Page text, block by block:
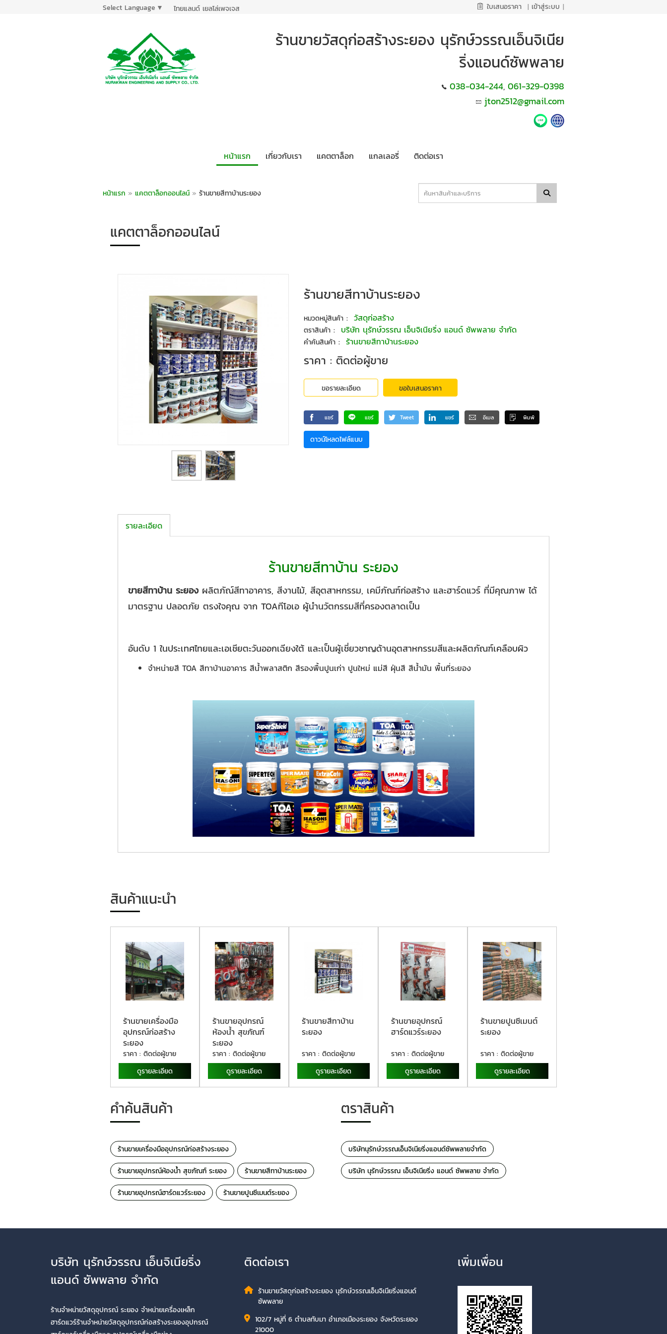
Select Language ▼ ไทยแลนด์ เยลโล่เพจเจส ใบเสนอราคา | เข้าสู่ระบบ |
ร้านขายวัสดุก่อสร้างระยอง นุรักษ์วรรณเอ็นจิเนีย
ริ่งแอนด์ซัพพลาย
038-034-244, 061-329-0398
jton2512@gmail.com
หน้าแรก เกี่ยวกับเรา แคตตาล็อก แกลเลอรี่ ติดต่อเรา
หน้าแรก » แคตตาล็อกออนไลน์ » ร้านขายสีทาบ้านระยอง
แคตตาล็อกออนไลน์
ร้านขายสีทาบ้านระยอง
หมวดหมู่สินค้า : วัสดุก่อสร้าง
ตราสินค้า : บริษัท นุรักษ์วรรณ เอ็นจิเนียริ่ง แอนด์ ซัพพลาย จำกัด
คำค้นสินค้า : ร้านขายสีทาบ้านระยอง
ราคา : ติดต่อผู้ขาย
ขอรายละเอียด ขอใบเสนอราคา
แชร์ แชร์ Tweet แชร์ อีเมล พิมพ์
ดาวน์โหลดไฟล์แนบ
รายละเอียด
ร้านขายสีทาบ้าน ระยอง
ขายสีทาบ้าน ระยอง ผลิตภัณ์สีทาอาคาร, สีงานไม้, สีอุตสาหกรรม, เคมีภัณฑ์ก่อสร้าง และฮาร์ดแวร์ ที่มีคุณภาพ ได้
มาตรฐาน ปลอดภัย ตรงใจคุณ จาก TOAทีโอเอ ผู้นำนวัตกรรมสีที่ครองตลาดเป็น
อันดับ 1 ในประเทศไทยและเอเชียตะวันออกเฉียงใต้ และเป็นผู้เชี่ยวชาญด้านอุตสาหกรรมสีและผลิตภัณฑ์เคลือบผิว
จำหน่ายสี TOA สีทาบ้านอาคาร สีน้ำพลาสติก สีรองพื้นปูนเก่า ปูนใหม่ แม่สี ฝุ่นสี สีน้ำมัน พื้นที่ระยอง
สินค้าแนะนำ
ร้านขายเครื่องมือ
อุปกรณ์ก่อสร้าง
ระยอง
ราคา : ติดต่อผู้ขาย
ดูรายละเอียด
ร้านขายอุปกรณ์
ห้องน้ำ สุขภัณฑ์
ระยอง
ราคา : ติดต่อผู้ขาย
ดูรายละเอียด
ร้านขายสีทาบ้าน
ระยอง
ราคา : ติดต่อผู้ขาย
ดูรายละเอียด
ร้านขายอุปกรณ์
ฮาร์ดแวร์ระยอง
ราคา : ติดต่อผู้ขาย
ดูรายละเอียด
ร้านขายปูนซีเมนต์
ระยอง
ราคา : ติดต่อผู้ขาย
ดูรายละเอียด
คำค้นสินค้า
ร้านขายเครื่องมืออุปกรณ์ก่อสร้างระยอง
ร้านขายอุปกรณ์ห้องน้ำ สุขภัณฑ์ ระยอง ร้านขายสีทาบ้านระยอง
ร้านขายอุปกรณ์ฮาร์ดแวร์ระยอง ร้านขายปูนซีเมนต์ระยอง
ตราสินค้า
บริษัทนุรักษ์วรรณเอ็นจิเนียริ่งแอนด์ซัพพลายจำกัด
บริษัท นุรักษ์วรรณ เอ็นจิเนียริ่ง แอนด์ ซัพพลาย จำกัด
บริษัท นุรักษ์วรรณ เอ็นจิเนียริ่ง
แอนด์ ซัพพลาย จำกัด
ร้านจำหน่ายวัสดุอุปกรณ์ ระยอง จำหน่ายเครื่องเหล็ก
ฮาร์ดแวร์ร้านจำหน่ายวัสดุอุปกรณ์ก่อสร้างระยองอุปกรณ์
ติดต่อเรา
ร้านขายวัสดุก่อสร้างระยอง นุรักษ์วรรณเอ็นจิเนียริ่งแอนด์
ซัพพลาย
102/7 หมู่ที่ 6 ตำบลทับมา อำเภอเมืองระยอง จังหวัดระยอง
21000
เพิ่มเพื่อน